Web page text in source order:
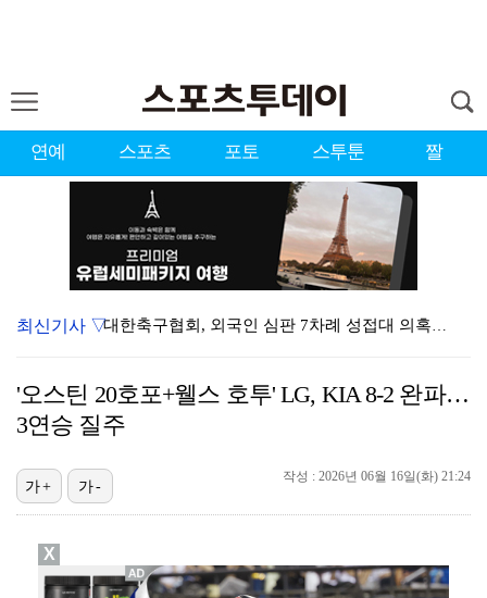
연예 스포츠 포토 스투툰 짤
대한축구협회, 외국인 심판 7차례 성접대 의혹…이 기간…
3승 사냥 시동 건 서교림 "샷·퍼트 만족스러워…좋은 …
박지훈, 9월 잠실실내체육관서 앙코르 콘서트 개최
"기분 맞춰주려고" 축구협회, 외국인 심판 성접대 의혹…
최신기사 ▽
'오스틴 20호포+웰스 호투' LG, KIA 8-2 완파…
3연승 질주
작성 : 2026년 06월 16일(화) 21:24
가+ 가-
X